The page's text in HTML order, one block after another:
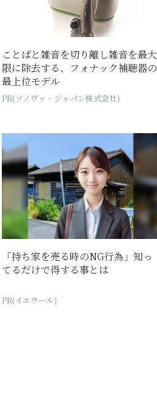
ことばと雑音を切り離し雑音を最大
限に除去する、フォナック補聴器の
最上位モデル
PR(ソノヴァ・ジャパン株式会社)
「持ち家を売る時のNG行為」知っ
てるだけで得する事とは
PR(イエウール)